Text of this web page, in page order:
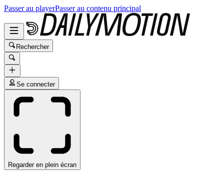
Passer au playerPasser au contenu principal
Rechercher
Se connecter
Regarder en plein écran